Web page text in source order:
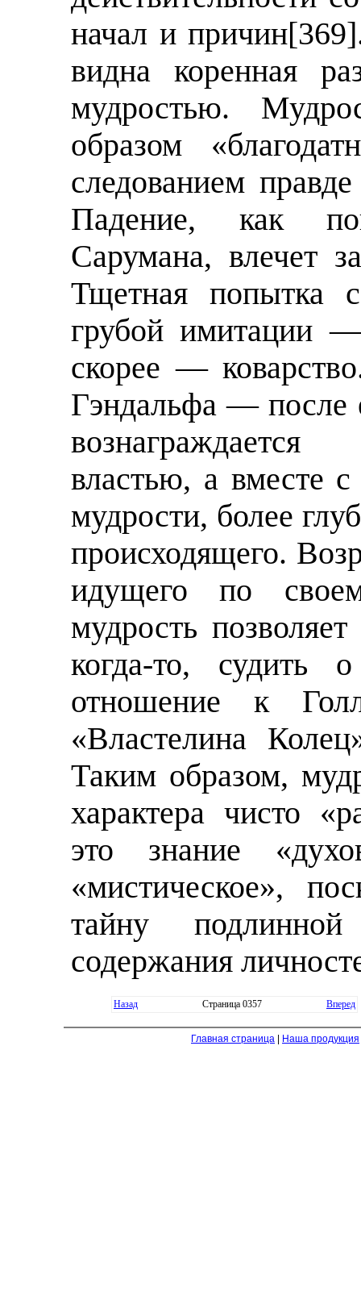
начал и причин[369]
видна коренная
мудростью.
образом
следованием
Падение, как
Сарумана, влечет
Тщетная попытка
грубой имитации
скорее —
Гэндальфа — после
властью, а вместе
мудрости, более
происходящего.
идущего по
мудрость
когда‑то, судить
отношение к
«Властелина
Таким образом,
характера чисто
это знание
«мистическое»,
тайну
содержания
Назад Страница 0357 Вперед
Главная страница | Наша продукция